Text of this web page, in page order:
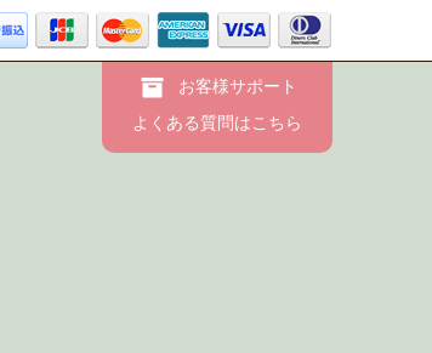
お客様サポート
よくある質問はこちら